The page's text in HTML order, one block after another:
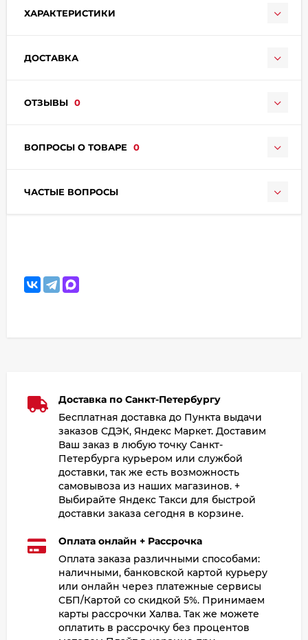
ХАРАКТЕРИСТИКИ
ДОСТАВКА
ОТЗЫВЫ 0
ВОПРОСЫ О ТОВАРЕ 0
ЧАСТЫЕ ВОПРОСЫ
раз в 2 недели
Доставка по Санкт-Петербургу
Бесплатная доставка до Пункта выдачи
заказов СДЭК, Яндекс Маркет. Доставим
Ваш заказ в любую точку Санкт-
Петербурга курьером или службой
доставки, так же есть возможность
самовывоза из наших магазинов. +
Выбирайте Яндекс Такси для быстрой
доставки заказа сегодня в корзине.
Оплата онлайн + Рассрочка
Оплата заказа различными способами:
наличными, банковской картой курьеру
или онлайн через платежные сервисы
СБП/Картой со скидкой 5%. Принимаем
карты рассрочки Халва. Так же можете
оплатить в рассрочку без процентов